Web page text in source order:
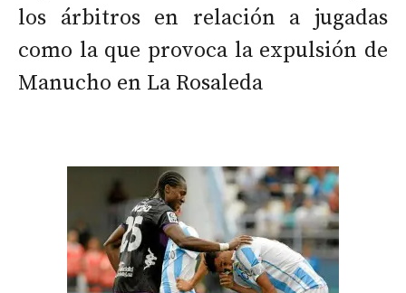
los árbitros en relación a jugadas
como la que provoca la expulsión de
Manucho en La Rosaleda